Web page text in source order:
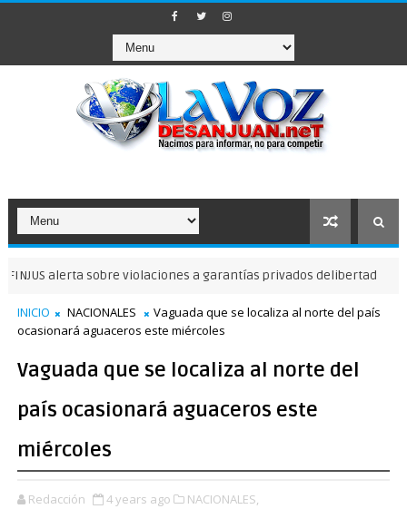
alerta sobre violaciones a garantías privados delibertad
INICIO NACIONALES
Vaguada que se localiza al norte del país
ocasionará aguaceros este miércoles
Vaguada que se localiza al norte del
país ocasionará aguaceros este
miércoles
Redacción 4 years ago NACIONALES,